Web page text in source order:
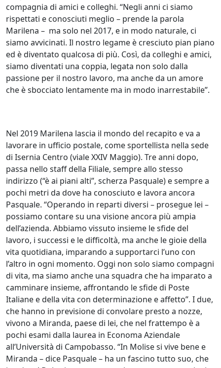
compagnia di amici e colleghi. “Negli anni ci siamo
rispettati e conosciuti meglio – prende la parola
Marilena – ma solo nel 2017, e in modo naturale, ci
siamo avvicinati. Il nostro legame è cresciuto pian piano
ed è diventato qualcosa di più. Così, da colleghi e amici,
siamo diventati una coppia, legata non solo dalla
passione per il nostro lavoro, ma anche da un amore
che è sbocciato lentamente ma in modo inarrestabile”.
Nel 2019 Marilena lascia il mondo del recapito e va a
lavorare in ufficio postale, come sportellista nella sede
di Isernia Centro (viale XXIV Maggio). Tre anni dopo,
passa nello staff della Filiale, sempre allo stesso
indirizzo (“è ai piani alti”, scherza Pasquale) e sempre a
pochi metri da dove ha conosciuto e lavora ancora
Pasquale. “Operando in reparti diversi – prosegue lei –
possiamo contare su una visione ancora più ampia
dell’azienda. Abbiamo vissuto insieme le sfide del
lavoro, i successi e le difficoltà, ma anche le gioie della
vita quotidiana, imparando a supportarci l’uno con
l’altro in ogni momento. Oggi non solo siamo compagni
di vita, ma siamo anche una squadra che ha imparato a
camminare insieme, affrontando le sfide di Poste
Italiane e della vita con determinazione e affetto”. I due,
che hanno in previsione di convolare presto a nozze,
vivono a Miranda, paese di lei, che nel frattempo è a
pochi esami dalla laurea in Economa Aziendale
all’Università di Campobasso. “In Molise si vive bene e
Miranda – dice Pasquale – ha un fascino tutto suo, che